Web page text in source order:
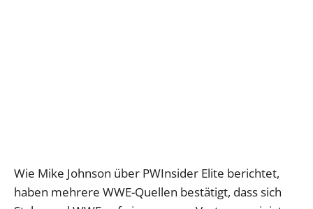
Wie Mike Johnson über PWInsider Elite berichtet,
haben mehrere WWE-Quellen bestätigt, dass sich